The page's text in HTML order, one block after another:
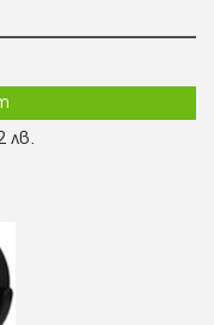
лв.